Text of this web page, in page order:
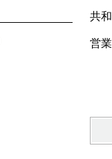
共
営